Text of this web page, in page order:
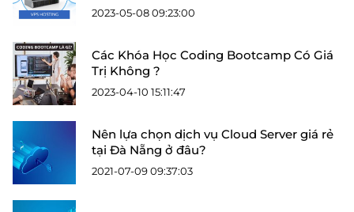
2023-05-08 09:23:00
Các Khóa Học Coding Bootcamp Có Giá
Trị Không ?
2023-04-10 15:11:47
Nên lựa chọn dịch vụ Cloud Server giá rẻ
tại Đà Nẵng ở đâu?
2021-07-09 09:37:03